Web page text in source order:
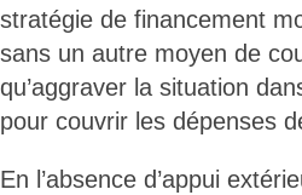
stratégie de financement
sans un autre moyen de
qu’aggraver la situation
pour couvrir les dépenses
En l’absence d’appui